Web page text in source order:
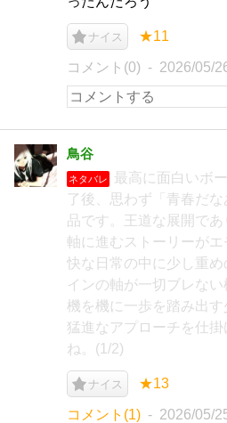
ナイス ★11
コメント(0) 2026/05/
鳥谷
ネタバレ
最高に面白いボ
了後、思わず「青春だ
品です。王道な展開で
軸に進むストーリーが
快な日常の中に少し重
インの軸が一切ブレな
機を機に一歩を踏み出
猛進なアプローチを仕掛
ね。(1/2)
ナイス ★13
コメント(1) 2026/05/